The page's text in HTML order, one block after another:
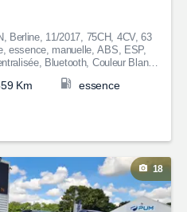
Berline, 11/2017, 75CH, 4CV, 63
essence, manuelle, ABS, ESP,
Bluetooth, Couleur Blanc,
Km essence
18